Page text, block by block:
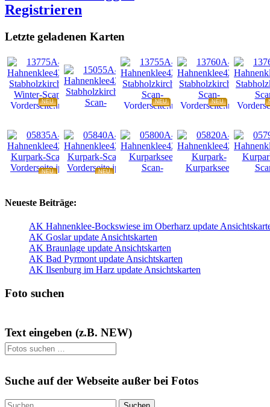
Registrieren
Letzte geladenen Karten
NEU NEU NEU
NEU
NEU
Neueste Beiträge:
AK Hahnenklee-Bockswiese im Oberharz update
AK Goslar update Ansichtskarten
AK Braunlage update Ansichtskarten
AK Bad Pyrmont update Ansichtskarten
AK Ilsenburg im Harz update Ansichtskarten
Foto suchen
Text eingeben (z.B. NEW)
Suche auf der Webseite außer bei Fotos
Suchen